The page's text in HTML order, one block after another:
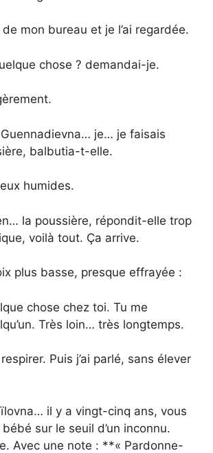
mon bureau et je l’ai regardée.
chose ? demandai-je.
je… je faisais
balbutia-t-elle.
humides.
la poussière, répondit-elle trop
voilà tout. Ça arrive.
plus basse, presque effrayée :
chose chez toi. Tu me
Très loin… très longtemps.
Puis j’ai parlé, sans élever
il y a vingt-cinq ans, vous
sur le seuil d’un inconnu.
Avec une note : **« Pardonne-